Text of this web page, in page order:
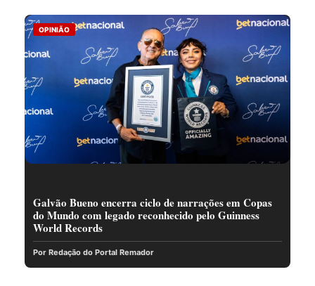
OPINIÃO
Galvão Bueno encerra ciclo de narrações em Copas
do Mundo com legado reconhecido pelo Guinness
World Records
Por Redação do Portal Remador